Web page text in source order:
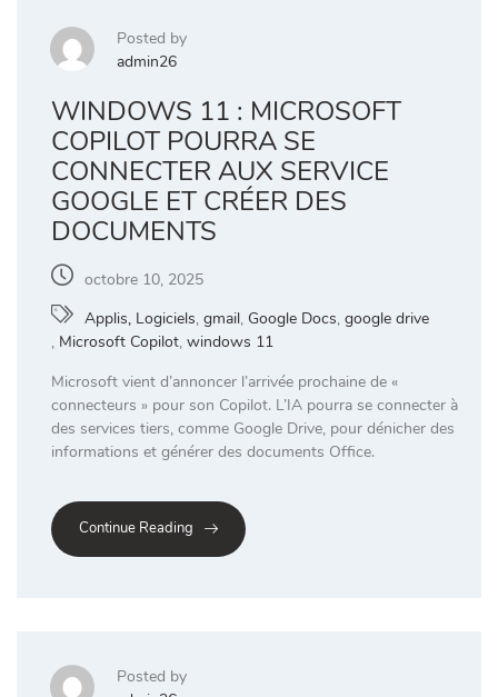
Posted by
admin26
WINDOWS 11 : MICROSOFT
COPILOT POURRA SE
CONNECTER AUX SERVICE
GOOGLE ET CRÉER DES
DOCUMENTS
octobre 10, 2025
Applis, Logiciels, gmail, Google Docs, google drive
, Microsoft Copilot, windows 11
Microsoft vient d’annoncer l’arrivée prochaine de «
connecteurs » pour son Copilot. L’IA pourra se connecter à
des services tiers, comme Google Drive, pour dénicher des
informations et générer des documents Office.
Continue Reading
Posted by